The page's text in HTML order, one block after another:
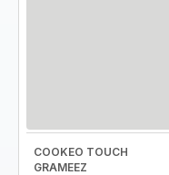
COOKEO TOUCH
GRAMEEZ